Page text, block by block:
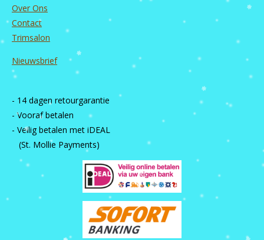
Over Ons
Contact
Trimsalon
Nieuwsbrief
- 14 dagen retourgarantie
- Vooraf betalen
- Veilig betalen met iDEAL
(St. Mollie Payments)